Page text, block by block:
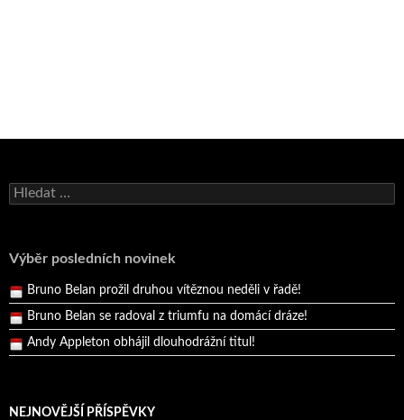
Vyhledávání
Výběr posledních novinek
Andy Appleton obhájil dlouhodrážní titul!
Bruno Belan se radoval z triumfu na domácí dráze!
Andy Appleton obhájil dlouhodrážní titul!
Reprezentační dvojice brala český titul!
NEJNOVĚJŠÍ PŘÍSPĚVKY